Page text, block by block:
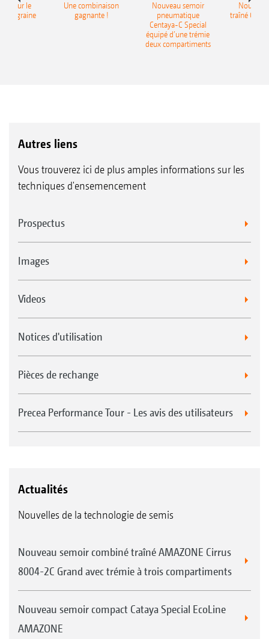
pour le
Une combinaison
gagnante !
Nouveau semoir
pneumatique
Centaya-C Special
équipé d’une trémie
deux compartiments
traîné
Autres liens
Vous trouverez ici de plus amples informations sur les
techniques d'ensemencement
Prospectus
Images
Videos
Notices d'utilisation
Pièces de rechange
Precea Performance Tour - Les avis des utilisateurs
Actualités
Nouvelles de la technologie de semis
Nouveau semoir combiné traîné AMAZONE Cirrus
8004-2C Grand avec trémie à trois compartiments
Nouveau semoir compact Cataya Special EcoLine
AMAZONE